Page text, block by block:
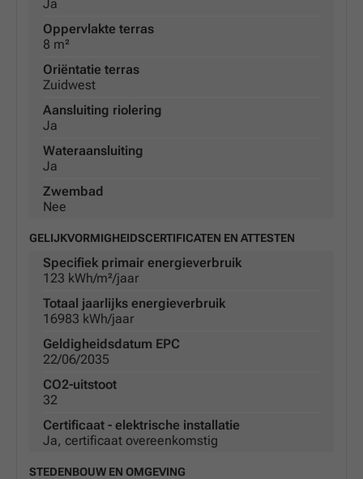
Ja
Oppervlakte terras
8 m²
Oriëntatie terras
Zuidwest
Aansluiting riolering
Ja
Wateraansluiting
Ja
Zwembad
Nee
GELIJKVORMIGHEIDSCERTIFICATEN EN ATTESTEN
Specifiek primair energieverbruik
123 kWh/m²/jaar
Totaal jaarlijks energieverbruik
16983 kWh/jaar
Geldigheidsdatum EPC
22/06/2035
CO2-uitstoot
32
Certificaat - elektrische installatie
Ja, certificaat overeenkomstig
STEDENBOUW EN OMGEVING